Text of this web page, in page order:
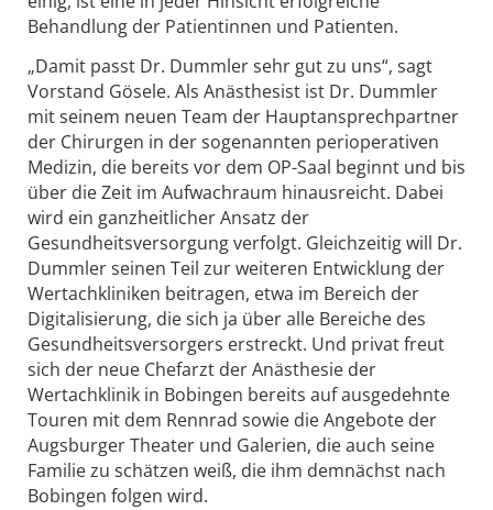
Behandlung der Patientinnen und Patienten.
„Damit passt Dr. Dummler sehr gut zu uns“, sagt
Vorstand Gösele. Als Anästhesist ist Dr. Dummler
mit seinem neuen Team der Hauptansprechpartner
der Chirurgen in der sogenannten perioperativen
Medizin, die bereits vor dem OP-Saal beginnt und bis
über die Zeit im Aufwachraum hinausreicht. Dabei
wird ein ganzheitlicher Ansatz der
Gesundheitsversorgung verfolgt. Gleichzeitig will Dr.
Dummler seinen Teil zur weiteren Entwicklung der
Wertachkliniken beitragen, etwa im Bereich der
Digitalisierung, die sich ja über alle Bereiche des
Gesundheitsversorgers erstreckt. Und privat freut
sich der neue Chefarzt der Anästhesie der
Wertachklinik in Bobingen bereits auf ausgedehnte
Touren mit dem Rennrad sowie die Angebote der
Augsburger Theater und Galerien, die auch seine
Familie zu schätzen weiß, die ihm demnächst nach
Bobingen folgen wird.